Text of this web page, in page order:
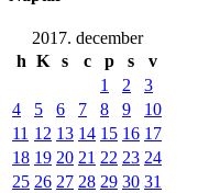
2017. december
h K s c p s
v
1
2
3
4
5 6 7 8 9
10
11 12 13 14 15 16 17
18 19 20 21 22 23 24
25 26 27 28 29 30 31